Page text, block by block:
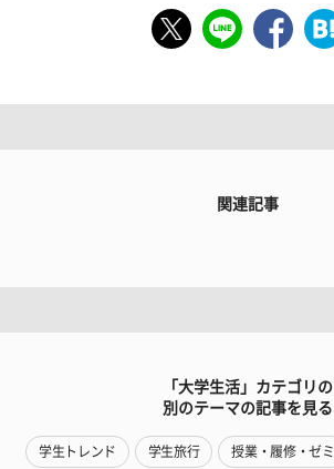
関連記事
「大学生活」カテゴリの
別のテーマの記事を見る
学生トレンド 学生旅行 授業・履修・ゼミ